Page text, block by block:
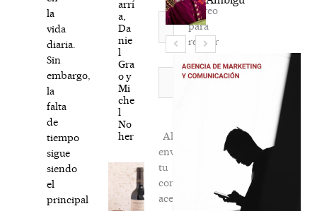
la
vida
diaria.
Sin
embargo,
la
falta
de
tiempo
sigue
siendo
el
principal
arrí
a,
Da
nie
l
Gra
o y
Mi
che
l
No
her
Correo
electrónico*
correo
para
recibir
la
newsletter
Al
enviar
tu
comentario,
aceptas